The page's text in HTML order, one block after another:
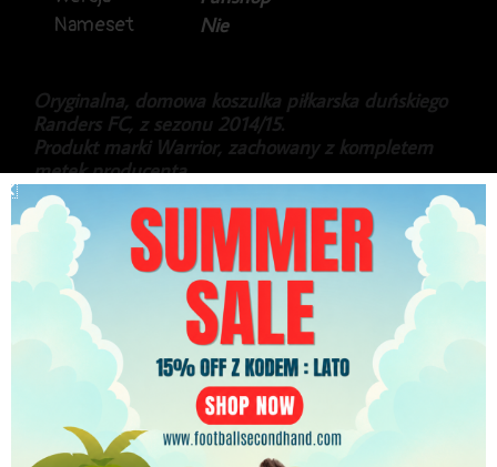
Nameset
Nie
Oryginalna, domowa koszulka piłkarska duńskiego
Randers FC, z sezonu 2014/15.
Produkt marki Warrior, zachowany z kompletem
metek producenta.
Koszulka posiada także autografy ówczesnego
zespołu.
Lekkie przybrudzenie na rękawie.
229.99
Najniższa cena w ciągu ostatnich 30 dni: